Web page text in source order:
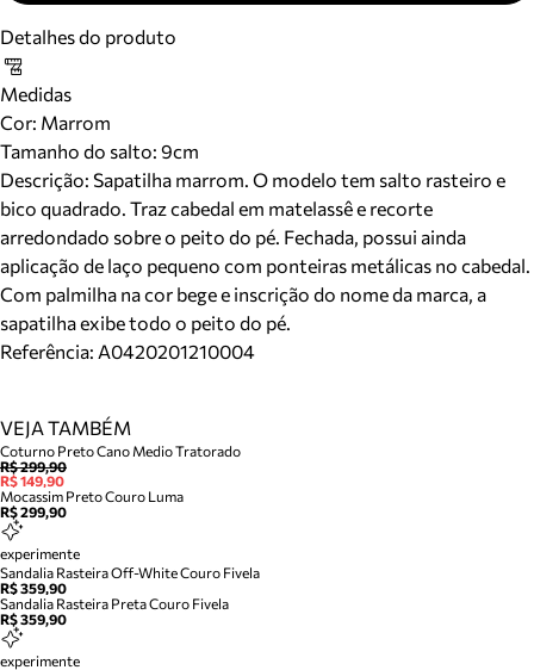
Detalhes do produto
Medidas
Cor: Marrom
Tamanho do salto: 9cm
Descrição: Sapatilha marrom. O modelo tem salto rasteiro e
bico quadrado. Traz cabedal em matelassê e recorte
arredondado sobre o peito do pé. Fechada, possui ainda
aplicação de laço pequeno com ponteiras metálicas no cabedal.
Com palmilha na cor bege e inscrição do nome da marca, a
sapatilha exibe todo o peito do pé.
Referência: A0420201210004
VEJA TAMBÉM
Coturno Preto Cano Medio Tratorado
R$ 299,90
R$ 149,90
Mocassim Preto Couro Luma
R$ 299,90
experimente
Sandalia Rasteira Off-White Couro Fivela
R$ 359,90
Sandalia Rasteira Preta Couro Fivela
R$ 359,90
experimente